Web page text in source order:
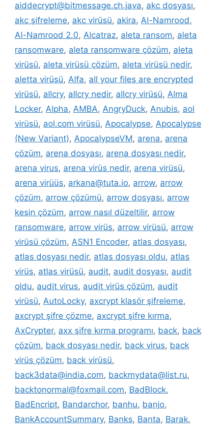
aiddecrypt@bitmessage.ch.java, akc dosyası,
akc şifreleme, akc virüsü, akira, Al-Namrood,
Al-Namrood 2.0, Alcatraz, aleta ransom, aleta
ransomware, aleta ransomware çözüm, aleta
virüsü, aleta virüsü çözüm, aleta virüsü nedir,
aletta virüsü, Alfa, all your files are encrypted
virüsü, allcry, allcry nedir, allcry virüsü, Alma
Locker, Alpha, AMBA, AngryDuck, Anubis, aol
virüsü, aol.com virüsü, Apocalypse, Apocalypse
(New Variant), ApocalypseVM, arena, arena
çözüm, arena dosyası, arena dosyası nedir,
arena virus, arena virüs nedir, arena virüsü,
arena virüüs, arkana@tuta.io, arrow, arrow
çözüm, arrow çözümü, arrow dosyası, arrow
kesin çözüm, arrow nasıl düzeltilir, arrow
ransomware, arrow virüs, arrow virüsü, arrow
virüsü çözüm, ASN1 Encoder, atlas dosyası,
atlas dosyası nedir, atlas dosyası oldu, atlas
virüs, atlas virüsü, audit, audit dosyası, audit
oldu, audit virus, audit virüs çözüm, audit
virüsü, AutoLocky, axcrypt klasör şifreleme,
axcrypt şifre çözme, axcrypt şifre kırma,
AxCrypter, axx şifre kırma programı, back, back
çözüm, back dosyası nedir, back virus, back
virüs çözüm, back virüsü,
back3data@india.com, backmydata@list.ru,
backtonormal@foxmail.com, BadBlock,
BadEncript, Bandarchor, banhu, banjo,
BankAccountSummary, Banks, Banta, Barak,